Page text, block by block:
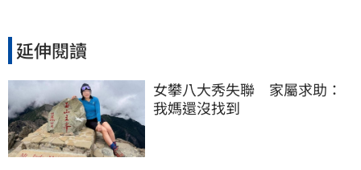
延伸閱讀
女攀八大秀失聯　家屬求助：
我媽還沒找到